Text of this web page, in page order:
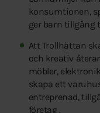
konsumtionen,
ger barn tillgång
Att Trollhättan
och kreativ
möbler,
skapa ett
entreprenad,
företag .